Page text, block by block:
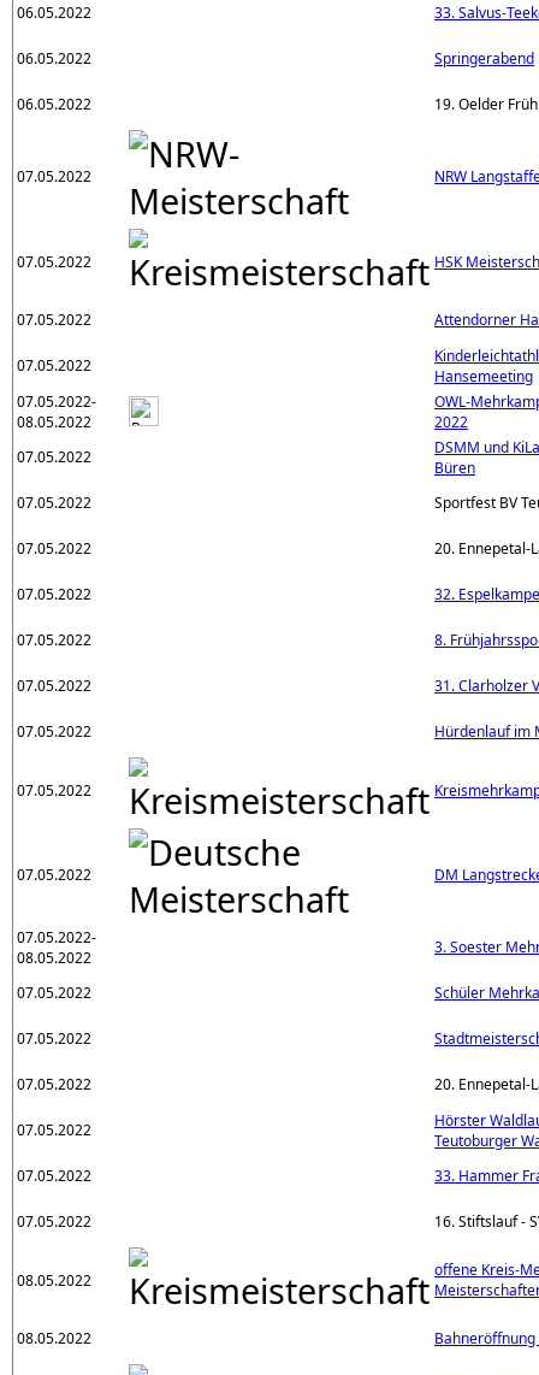
06.05.2022 33. Salvus-
06.05.2022 Springerabend
06.05.2022 19. Oelder
07.05.2022 NRW
07.05.2022 HSK
07.05.2022 Attendorner
07.05.2022
Hansemeeting
07.05.2022-
08.05.2022
OWL-
2022
07.05.2022
DSMM und
Büren
07.05.2022
Sportfest BV
07.05.2022 20. Ennepetal-
07.05.2022 32.
07.05.2022 8.
07.05.2022 31. Clarholzer
07.05.2022 Hürdenlauf im
07.05.2022
07.05.2022 DM
07.05.2022-
08.05.2022
3. Soester
07.05.2022 Schüler
07.05.2022
07.05.2022 20. Ennepetal-
07.05.2022
Hörster
Teutoburger
07.05.2022
33. Hammer
07.05.2022 16. Stiftslauf -
08.05.2022
offene Kreis-
08.05.2022